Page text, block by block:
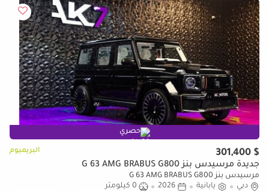
حصري
$ 301,400 البريميوم
جديدة مرسيدس بنز G 63 AMG BRABUS G800
مرسيدس بنز G 63 AMG BRABUS G800
دبي
يابانية 2026
0 كيلومتر